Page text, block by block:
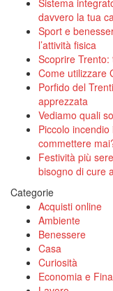
Sistema
davvero la tua
Sport e
l’attività fisica
Scoprire
Come utilizzare
Porfido del
apprezzata
Vediamo quali
Piccolo
commettere
Festività più
bisogno di cure
Categorie
Acquisti online
Ambiente
Benessere
Casa
Curiosità
Economia e